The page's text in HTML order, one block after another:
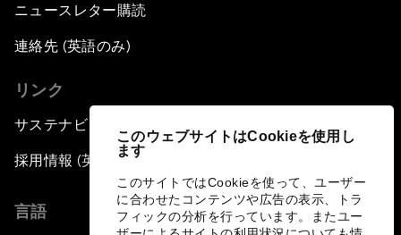
このウェブサイトはCookieを使用し
ます
このサイトではCookieを使って、ユーザー
に合わせたコンテンツや広告の表示、トラ
フィックの分析を行っています。またユー
ニュースレター購読
連絡先 (英語のみ)
リンク
サステナビリティへの取り組み
採用情報 (英語のみ)
言語